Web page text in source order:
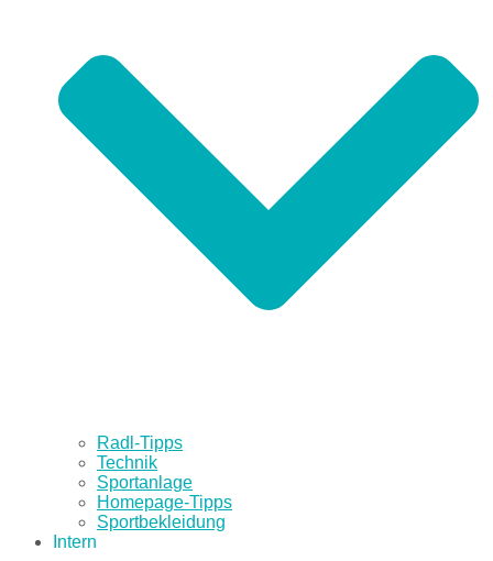
Radl-Tipps
Technik
Sportanlage
Homepage-Tipps
Sportbekleidung
Intern